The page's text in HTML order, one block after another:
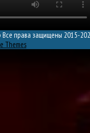
Все права защищены 2015-
Themes